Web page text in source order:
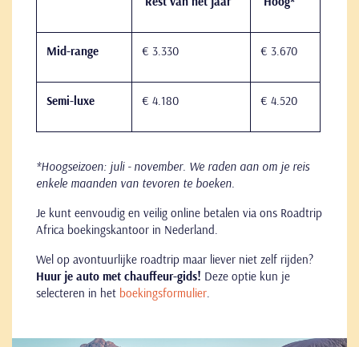
in dit afgelegen stadje.
Mid-range € 3.330 € 3.670
Semi-luxe € 4.180 € 4.520
*Hoogseizoen: juli - november. We raden aan om je reis
enkele maanden van tevoren te boeken.
Je kunt eenvoudig en veilig online betalen via ons Roadtrip
Africa boekingskantoor in Nederland.
Wel op avontuurlijke roadtrip maar liever niet zelf rijden?
Huur je auto met chauffeur-gids! Deze optie kun je
selecteren in het boekingsformulier